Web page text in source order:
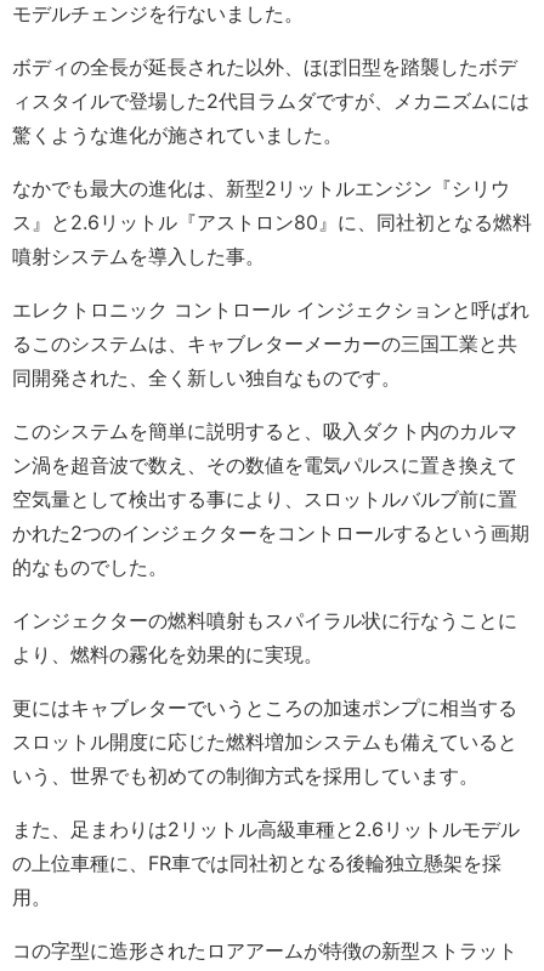
モデルチェンジを行ないました。
ボディの全長が延長された以外、ほぼ旧型を踏襲したボデ
ィスタイルで登場した2代目ラムダですが、メカニズムには
驚くような進化が施されていました。
なかでも最大の進化は、新型2リットルエンジン『シリウ
ス』と2.6リットル『アストロン80』に、同社初となる燃料
噴射システムを導入した事。
エレクトロニック コントロール インジェクションと呼ばれ
るこのシステムは、キャブレターメーカーの三国工業と共
同開発された、全く新しい独自なものです。
このシステムを簡単に説明すると、吸入ダクト内のカルマ
ン渦を超音波で数え、その数値を電気パルスに置き換えて
空気量として検出する事により、スロットルバルブ前に置
かれた2つのインジェクターをコントロールするという画期
的なものでした。
インジェクターの燃料噴射もスパイラル状に行なうことに
より、燃料の霧化を効果的に実現。
更にはキャブレターでいうところの加速ポンプに相当する
スロットル開度に応じた燃料増加システムも備えていると
いう、世界でも初めての制御方式を採用しています。
また、足まわりは2リットル高級車種と2.6リットルモデル
の上位車種に、FR車では同社初となる後輪独立懸架を採
用。
コの字型に造形されたロアアームが特徴の新型ストラット